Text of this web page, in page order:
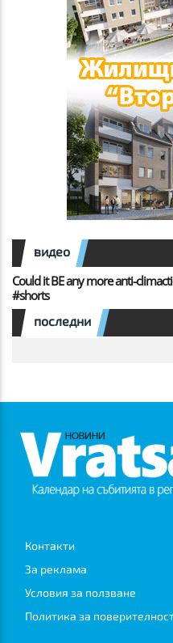
видео
Could it BE any more anti-
#shorts
последни
Контакти
За реклама
Условия за ползване
Политика за